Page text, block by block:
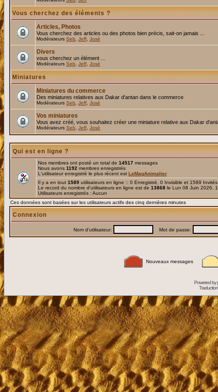
Vous cherchez des éléments ?
Articles, Photos
Vous cherchez des articles ou des photos bien précis, sait-on jamais ...
Modérateurs Seb Jeff José
Divers
vous cherchez un élément ...
Modérateurs Seb Jeff José
Miniatures
Miniatures du commerce
Des miniatures relatives aux Dakar d'antan dans le commerce
Modérateurs Seb Jeff José
Vos miniatures
Vous avez créé, vous souhaitez créer une miniature relative aux Dakar
Modérateurs Seb Jeff José
Qui est en ligne ?
Nos membres ont posté un total de 14517 messages
Nous avons 1192 membres enregistrés
L'utilisateur enregistré le plus récent est LeMagAnimalier
Il y a en tout 1589 utilisateurs en ligne :: 0 Enregistré, 0 Invisible et 1589
Le record du nombre d'utilisateurs en ligne est de 13868 le Lun 08 Juin 2026,
Utilisateurs enregistrés : Aucun
Ces données sont basées sur les utilisateurs actifs des cinq dernières minutes
Connexion
Nom d'utilisateur: Mot de passe:
Nouveaux messages
Powered by